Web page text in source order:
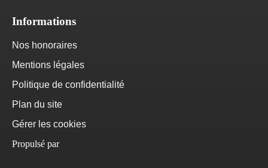
Informations
Nos honoraires
Mentions légales
Politique de confidentialité
Plan du site
Gérer les cookies
Propulsé par